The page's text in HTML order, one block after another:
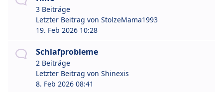
3 Beiträge
Letzter Beitrag von StolzeMama1993
19. Feb 2026 10:28
Schlafprobleme
2 Beiträge
Letzter Beitrag von Shinexis
8. Feb 2026 08:41